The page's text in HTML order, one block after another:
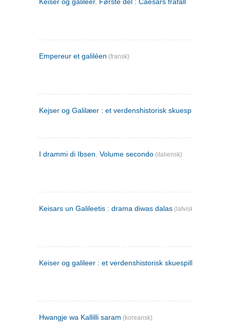
Keiser og galileer. Første del : Caesars frafall
Empereur et galiléen (fransk)
Kejser og Galilæer : et verdenshistorisk skuespil
I drammi di Ibsen. Volume secondo (italiensk)
Keisars un Galileetis : drama diwas dalas (latvisk)
Keiser og galileer : et verdenshistorisk skuespill (1873)
Hwangje wa Kallilli saram (koreansk)